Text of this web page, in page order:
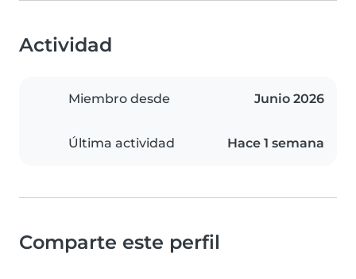
Actividad
Miembro desde Junio 2026
Última actividad Hace 1 semana
Comparte este perfil